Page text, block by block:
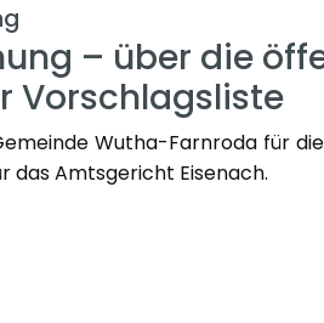
– über die
Vorschlagsliste
Wutha-Farnroda für
das Amtsgericht Eisenach.